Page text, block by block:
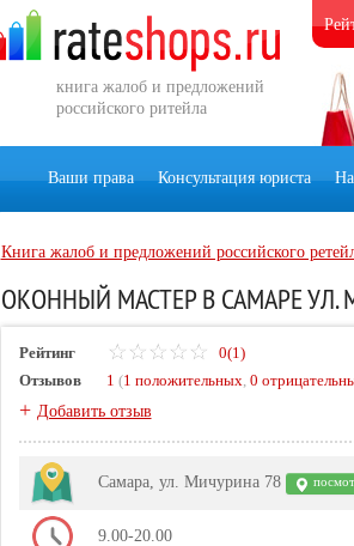
книга жалоб и предложений
российского ритейла
Ваши права Консультация юриста
Книга жалоб и предложений российского
ОКОННЫЙ МАСТЕР В САМАРЕ УЛ.
Рейтинг
0(1)
Отзывов
1 (1 положительных, 0
+ Добавить отзыв
Самара, ул. Мичурина 78
9.00-20.00